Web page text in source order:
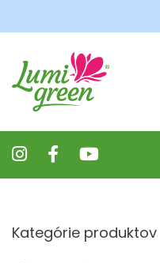
Kategórie produktov